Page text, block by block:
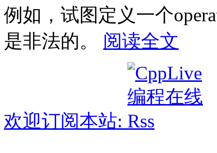
例如，试图定义一个
是非法的。 阅读全文
欢迎订阅本站: